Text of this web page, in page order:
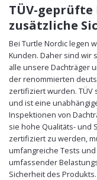
TÜV-
zusätzliche
Bei Turtle Nordic legen
Kunden. Daher sind wir
alle unsere Dachträger
der renommierten
zertifiziert wurden. TÜV
und ist eine
Inspektionen von
sie hohe Qualitäts- und
zertifiziert zu werden,
umfangreiche Tests
umfassender
Sicherheit des Produkts.